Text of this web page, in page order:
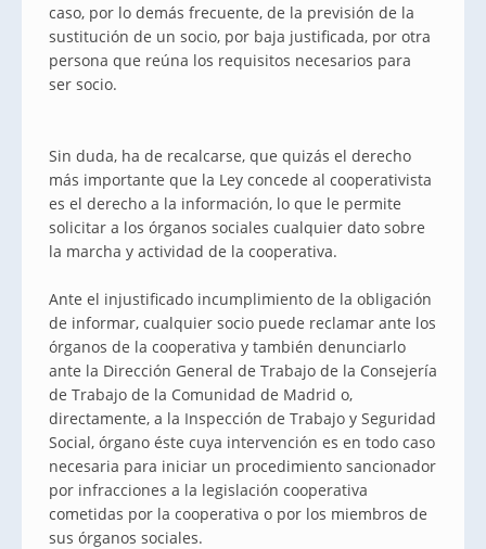
caso, por lo demás frecuente, de la previsión de la
sustitución de un socio, por baja justificada, por otra
persona que reúna los requisitos necesarios para
ser socio.
Sin duda, ha de recalcarse, que quizás el derecho
más importante que la Ley concede al cooperativista
es el derecho a la información, lo que le permite
solicitar a los órganos sociales cualquier dato sobre
la marcha y actividad de la cooperativa.
Ante el injustificado incumplimiento de la obligación
de informar, cualquier socio puede reclamar ante los
órganos de la cooperativa y también denunciarlo
ante la Dirección General de Trabajo de la Consejería
de Trabajo de la Comunidad de Madrid o,
directamente, a la Inspección de Trabajo y Seguridad
Social, órgano éste cuya intervención es en todo caso
necesaria para iniciar un procedimiento sancionador
por infracciones a la legislación cooperativa
cometidas por la cooperativa o por los miembros de
sus órganos sociales.